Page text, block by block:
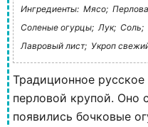
Ингредиенты: Мясо;
Соленые огурцы; Лук; Соль;
Лавровый лист; Укроп
Традиционное
перловой крупой. Оно
появились бочковые